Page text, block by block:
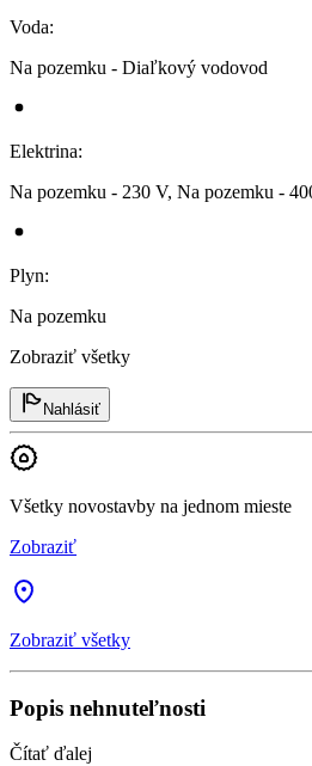
Voda:
Na pozemku - Diaľkový vodovod
Elektrina:
Na pozemku - 230 V, Na pozemku -
Plyn:
Na pozemku
Zobraziť všetky
Nahlásiť
Všetky novostavby na jednom mieste
Zobraziť
Zobraziť všetky
Popis nehnuteľnosti
Čítať ďalej